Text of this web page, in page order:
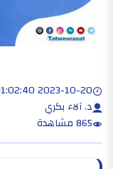
2023-10-20 01:02:40
د. آلاء بكري
865 مشاهدة